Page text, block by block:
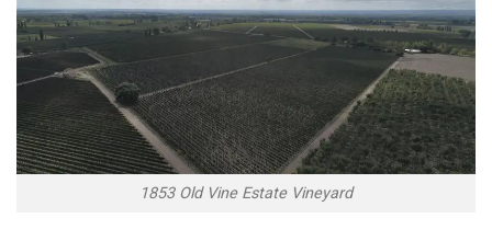
1853 Old Vine Estate Vineyard